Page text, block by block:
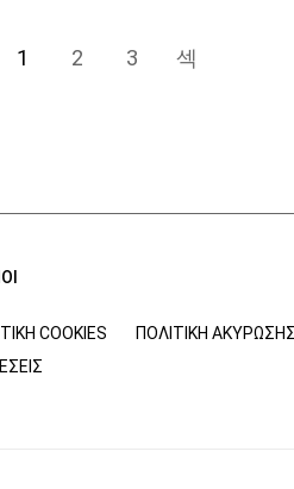
1 2 3
COOKIES
ΠΟΛΙΤΙΚΉ